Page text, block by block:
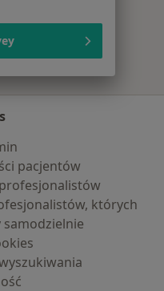
pacjentów
których